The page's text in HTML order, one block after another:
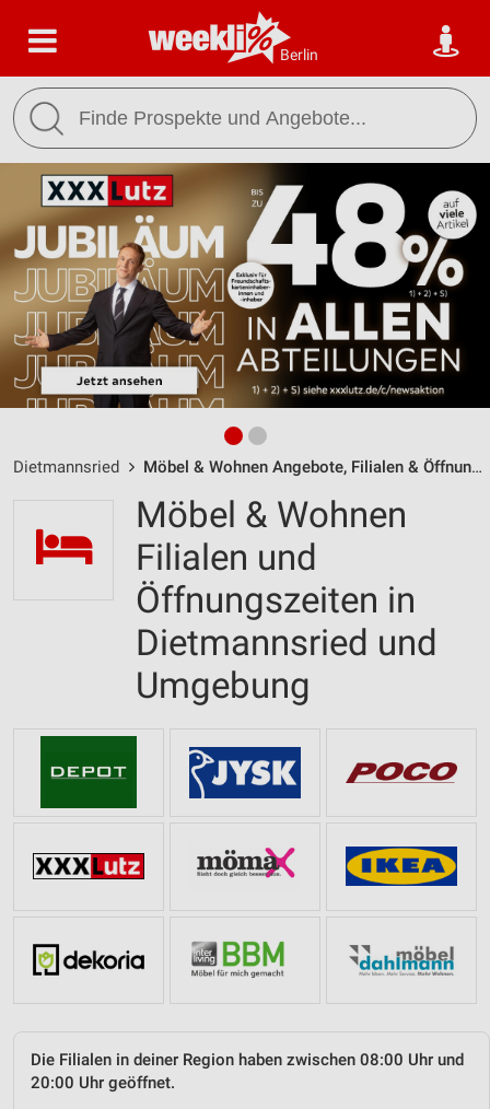
Berlin
Dietmannsried Möbel & Wohnen Angebote, Filialen & Öffnungszeiten
Möbel & Wohnen
Filialen und
Öffnungszeiten in
Dietmannsried und
Umgebung
Die Filialen in deiner Region haben zwischen 08:00 Uhr und
20:00 Uhr geöffnet.